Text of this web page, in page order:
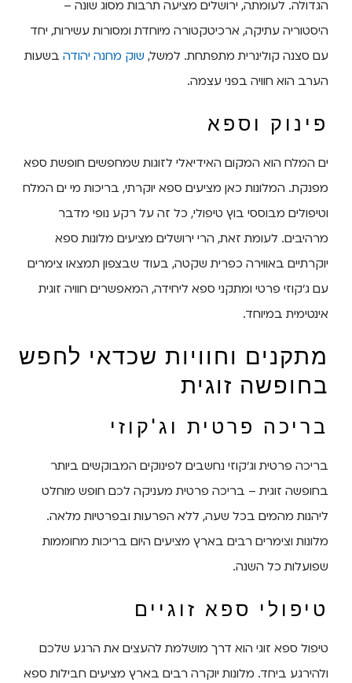
הגדולה. לעומתה, ירושלים מציעה תרבות מסוג שונה –
היסטוריה עתיקה, ארכיטקטורה מיוחדת ומסורות עשירות, יחד
עם סצנה קולינרית מתפתחת. למשל, שוק מחנה יהודה בשעות
הערב הוא חוויה בפני עצמה.
פינוק וספא
ים המלח הוא המקום האידיאלי לזוגות שמחפשים חופשת ספא
מפנקת. המלונות כאן מציעים ספא יוקרתי, בריכות מי ים המלח
וטיפולים מבוססי בוץ טיפולי, כל זה על רקע נופי מדבר
מרהיבים. לעומת זאת, הרי ירושלים מציעים מלונות ספא
יוקרתיים באווירה כפרית שקטה, בעוד שבצפון תמצאו צימרים
עם ג'קוזי פרטי ומתקני ספא ליחידה, המאפשרים חוויה זוגית
אינטימית במיוחד.
מתקנים וחוויות שכדאי לחפש
בחופשה זוגית
בריכה פרטית וג'קוזי
בריכה פרטית וג'קוזי נחשבים לפינוקים המבוקשים ביותר
בחופשה זוגית – בריכה פרטית מעניקה לכם חופש מוחלט
ליהנות מהמים בכל שעה, ללא הפרעות ובפרטיות מלאה.
מלונות וצימרים רבים בארץ מציעים היום בריכות מחוממות
שפועלות כל השנה.
טיפולי ספא זוגיים
טיפול ספא זוגי הוא דרך מושלמת להעצים את הרגע שלכם
ולהירגע ביחד. מלונות יוקרה רבים בארץ מציעים חבילות ספא